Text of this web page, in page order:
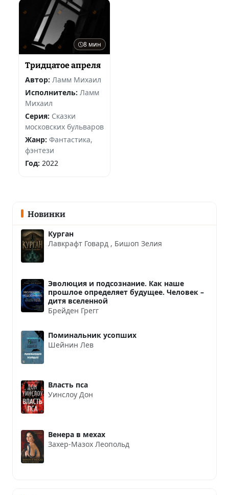
8 мин
Тридцатое апреля
Автор: Ламм Михаил
Исполнитель: Ламм
Михаил
Серия: Сказки
московских бульваров
Жанр: Фантастика,
фэнтези
Год: 2022
Новинки
Курган
Лавкрафт Говард , Бишоп Зелия
Эволюция и подсознание. Как наше
прошлое определяет будущее. Человек –
дитя вселенной
Брейден Грегг
Поминальник усопших
Шейнин Лев
Власть пса
Уинслоу Дон
Венера в мехах
Захер-Мазох Леопольд